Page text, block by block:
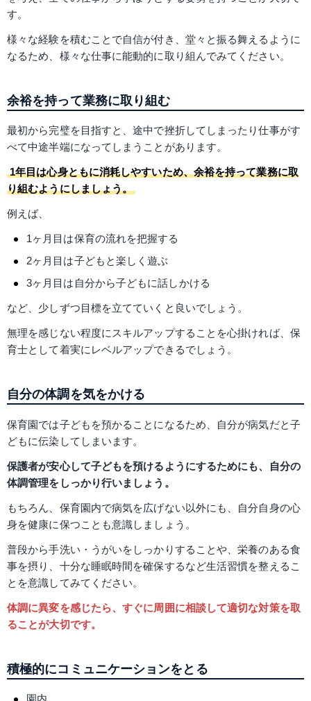
す。
様々な経験を積むことで自信が付き、堂々と振る舞えるように
なるため、様々な仕事に能動的に取り組んでみてください。
余裕を持って業務に取り組む
最初から完璧を目指すと、途中で挫折してしまったり仕事がす
べて中途半端になってしまうことがあります。
1年目は心身ともに消耗しやすいため、余裕を持って業務に取
り組むようにしましょう。
例えば、
1ヶ月目は保育の流れを把握する
2ヶ月目は子どもと楽しく遊ぶ
3ヶ月目は自分から子どもに話しかける
など、少しずつ目標を立てていくと良いでしょう。
無理を感じない程度にスキルアップすることを心掛ければ、保
育士として着実にレベルアップできるでしょう。
自分の体調を気をかける
保育園では子どもを預かることになるため、自分が病気だと子
どもに伝染してしまいます。
保護者が安心して子どもを預けるようにするためにも、自分の
体調管理をしっかり行いましょう。
もちろん、保育園内で病気を広げない以外にも、自分自身の心
身を健康に保つことも意識しましょう。
普段から手洗い・うがいをしっかりすることや、栄養のある食
事を摂り、十分な睡眠時間を確保するなど生活習慣を整えるこ
とを意識してみてください。
体調に異変を感じたら、すぐに周囲に相談して適切な対策を取
ることが大切です。
積極的にコミュニケーションをとる
園内